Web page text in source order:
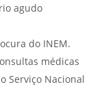
agudo
do INEM.
médicas
Serviço Nacional